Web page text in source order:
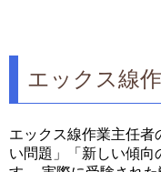
エックス線
エックス線作業主任者
い問題」「新しい傾向